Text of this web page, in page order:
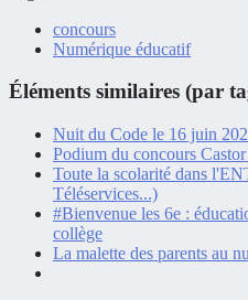
concours
Numérique éducatif
Éléments similaires (par
Nuit du Code le 16 juin
Podium du concours
Toute la scolarité dans
Téléservices...)
#Bienvenue les 6e :
collège
La malette des parents au